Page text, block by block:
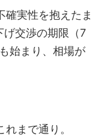
確実性を抱えたま
げ交渉の期限（7
始まり、相場が
まで通り。